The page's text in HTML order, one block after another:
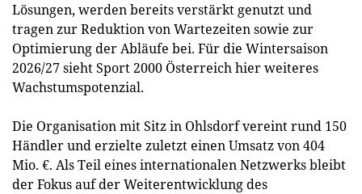
Lösungen, werden bereits verstärkt genutzt und
tragen zur Reduktion von Wartezeiten sowie zur
Optimierung der Abläufe bei. Für die Wintersaison
2026/27 sieht Sport 2000 Österreich hier weiteres
Wachstumspotenzial.
Die Organisation mit Sitz in Ohlsdorf vereint rund 150
Händler und erzielte zuletzt einen Umsatz von 404
Mio. €. Als Teil eines internationalen Netzwerks bleibt
der Fokus auf der Weiterentwicklung des